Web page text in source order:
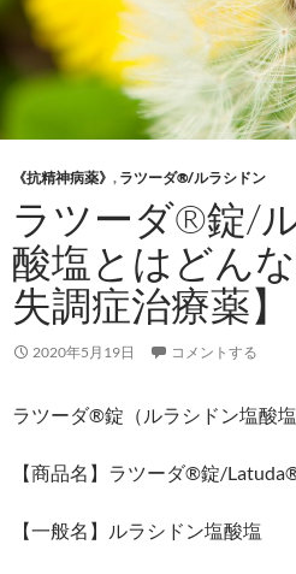
《抗精神病薬》 , ラツーダ®/ルラシドン
ラツーダ®錠/
酸塩とはどん
失調症治療薬】
2020年5月19日 コメントする
ラツーダ®錠（ルラシドン塩酸
【商品名】ラツーダ®錠/
【一般名】ルラシドン塩酸塩